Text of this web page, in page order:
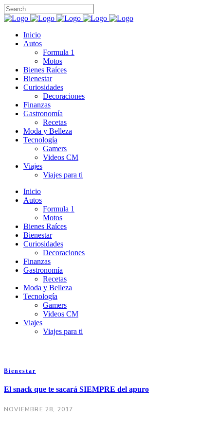
Inicio
Autos
Formula 1
Motos
Bienes Raíces
Bienestar
Curiosidades
Decoraciones
Finanzas
Gastronomía
Recetas
Moda y Belleza
Tecnología
Gamers
Videos CM
Viajes
Viajes para ti
Inicio
Autos
Formula 1
Motos
Bienes Raíces
Bienestar
Curiosidades
Decoraciones
Finanzas
Gastronomía
Recetas
Moda y Belleza
Tecnología
Gamers
Videos CM
Viajes
Viajes para ti
Bienestar
El snack que te sacará SIEMPRE del apuro
NOVIEMBRE 28, 2017